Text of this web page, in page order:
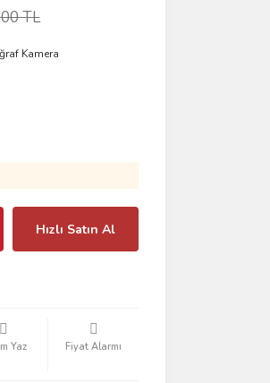
TL
Kamera
Hızlı Satın Al
Yaz Fiyat Alarmı